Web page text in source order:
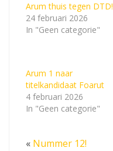
Arum thuis tegen DTD!
24 februari 2026
In "Geen categorie"
Arum 1 naar
titelkandidaat Foarut
4 februari 2026
In "Geen categorie"
« Nummer 12!